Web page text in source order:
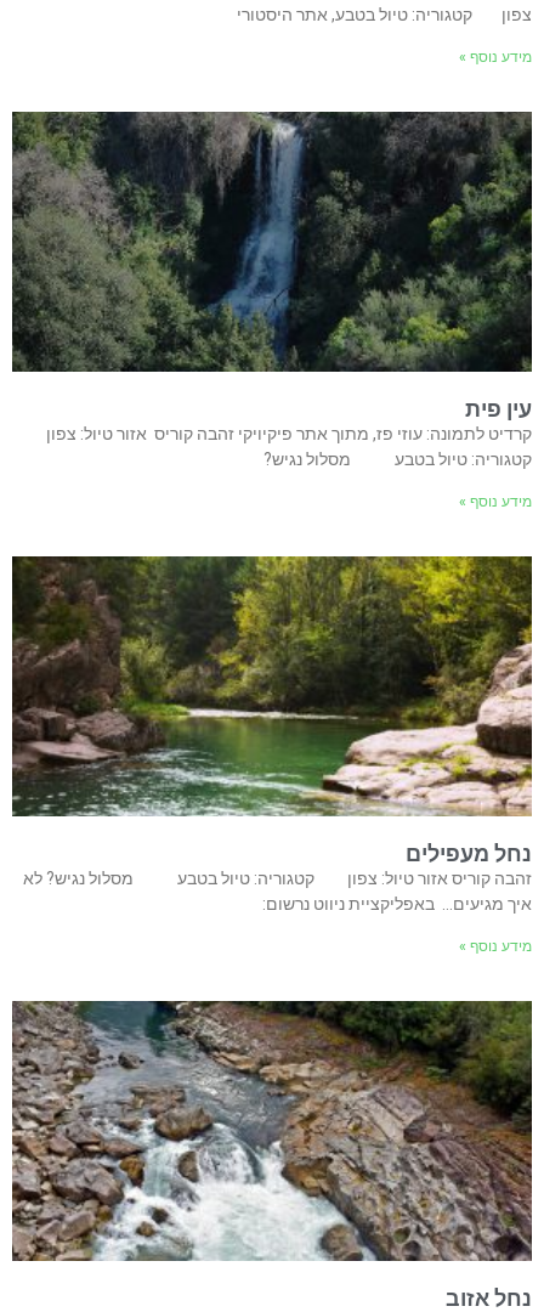
צפון קטגוריה: טיול בטבע, אתר היסטורי
מידע נוסף »
עין פית
קרדיט לתמונה: עוזי פז, מתוך אתר פיקיויקי זהבה קוריס אזור טיול: צפון
קטגוריה: טיול בטבע מסלול נגיש?
מידע נוסף »
נחל מעפילים
זהבה קוריס אזור טיול: צפון קטגוריה: טיול בטבע מסלול נגיש? לא
איך מגיעים… באפליקציית ניווט נרשום:
מידע נוסף »
נחל אזוב